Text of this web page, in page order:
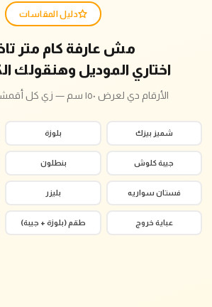
دليل المقاسات
مش عارفة كام متر
اختاري الموديل وهنقولك
الأرقام دي لعرض ١٥٠ سم — زي كل أقمشة ماهيتاب.كوم
شميز بيزك بلوزة
جيبة كلوش بنطلون
فستان سواريه بليزر
عباية خروج طقم (بلوزة + جيبة)